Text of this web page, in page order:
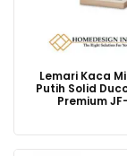
Lemari Kaca
Putih Solid
Premium